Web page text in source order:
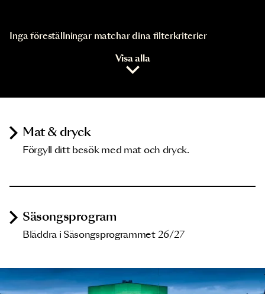
Inga föreställningar matchar dina filterkriterier
Visa alla
Mat & dryck
Förgyll ditt besök med mat och dryck.
Säsongsprogram
Bläddra i Säsongsprogrammet 26/27